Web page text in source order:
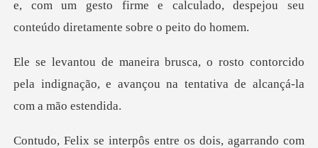
e, com um gesto firme e calculado, despejou
contorcido
pela indignação, e avançou na te